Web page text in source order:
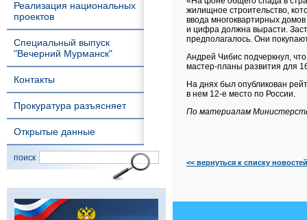
Реализация национальных
проектов
Специальный выпуск
"Вечерний Мурманск"
Контакты
Прокуратура разъясняет
Открытые данные
поиск
жилищное строительство,
ввода многоквартирных
и цифра должна вырасти.
предполагалось. Они
Андрей Чибис подчеркнул,
мастер-планы развития для
На днях был опубликован
в нем 12-е место по России.
По материалам
<< вернуться к списку новостей